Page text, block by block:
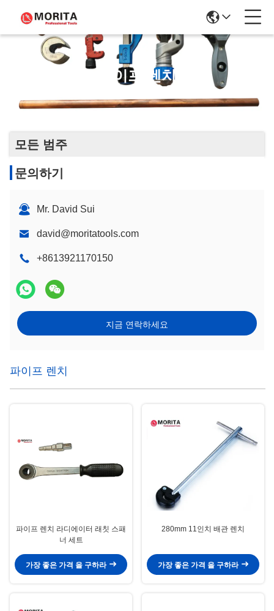
파이프 렌치
모든 범주
문의하기
Mr. David Sui
david@moritatools.com
+8613921170150
지금 연락하세요
파이프 렌치
파이프 렌치 라디에이터 래칫 스패
너 세트
가장 좋은 가격 을 구하라
280mm 11인치 배관 렌치
가장 좋은 가격 을 구하라